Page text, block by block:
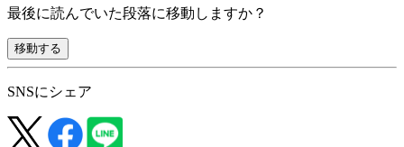
最後に読んでいた段落に移動しますか？
移動する
SNSにシェア